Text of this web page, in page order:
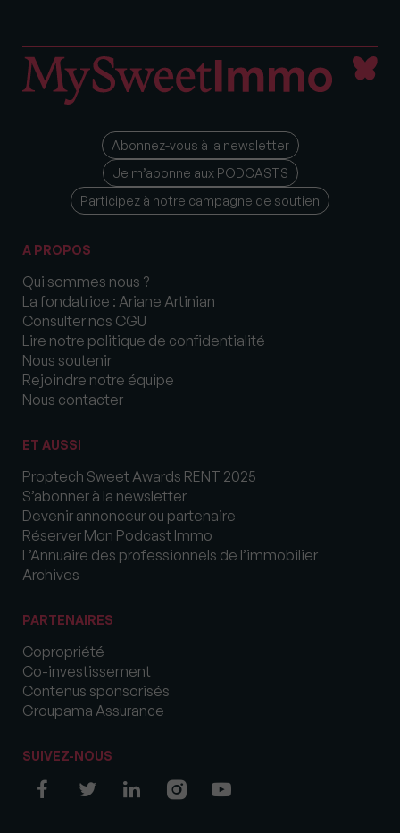
Abonnez-vous à la newsletter
Je m’abonne aux PODCASTS
Participez à notre campagne de soutien
A PROPOS
Qui sommes nous ?
La fondatrice : Ariane Artinian
Consulter nos CGU
Lire notre politique de confidentialité
Nous soutenir
Rejoindre notre équipe
Nous contacter
ET AUSSI
Proptech Sweet Awards RENT 2025
S’abonner à la newsletter
Devenir annonceur ou partenaire
Réserver Mon Podcast Immo
L’Annuaire des professionnels de l’immobilier
Archives
PARTENAIRES
Copropriété
Co-investissement
Contenus sponsorisés
Groupama Assurance
SUIVEZ-NOUS